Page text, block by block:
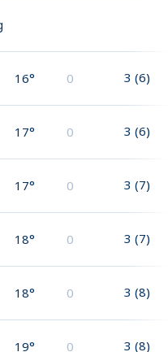
16° 0 3 (6)
17° 0 3 (6)
17° 0 3 (7)
18° 0 3 (7)
18° 0 3 (8)
19° 0 3 (8)